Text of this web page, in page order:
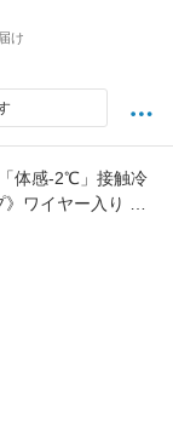
け
体感-2℃」接触冷
ワイヤー入り ブ
ール カップ付き
ク【tu-hacci】